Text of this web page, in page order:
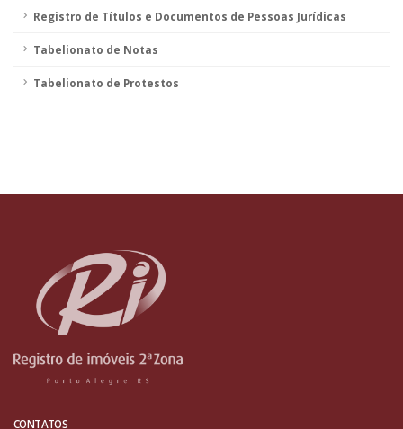
Registro de Títulos e Documentos de Pessoas Jurídicas
Tabelionato de Notas
Tabelionato de Protestos
CONTATOS